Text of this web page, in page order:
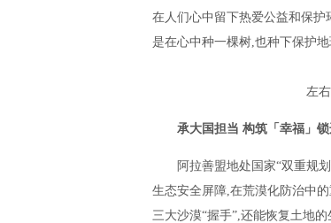
在人们心中留下热爱公益和保
是在心中种一棵树,也种下保护地
左
承大国担当 构筑「幸福」
阿拉善盟地处国家“双重规
生态安全屏障,在荒漠化防治中
三大沙漠“握手”,还能恢复土地